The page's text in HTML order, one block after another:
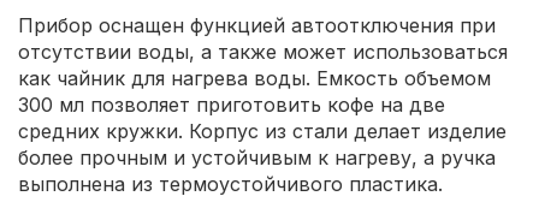
Прибор оснащен функцией автоотключения при
отсутствии воды, а также может использоваться
как чайник для нагрева воды. Емкость объемом
300 мл позволяет приготовить кофе на две
средних кружки. Корпус из стали делает изделие
более прочным и устойчивым к нагреву, а ручка
выполнена из термоустойчивого пластика.